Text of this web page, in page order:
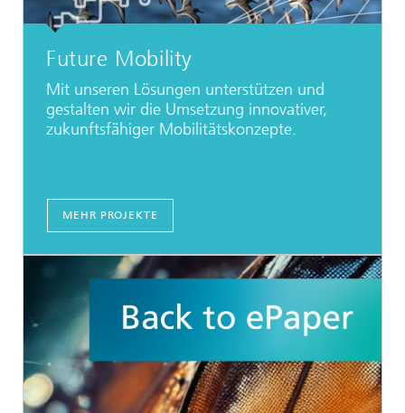
Future Mobility
Mit unseren Lösungen unterstützen und
gestalten wir die Umsetzung innovativer,
zukunftsfähiger Mobilitätskonzepte.
MEHR PROJEKTE